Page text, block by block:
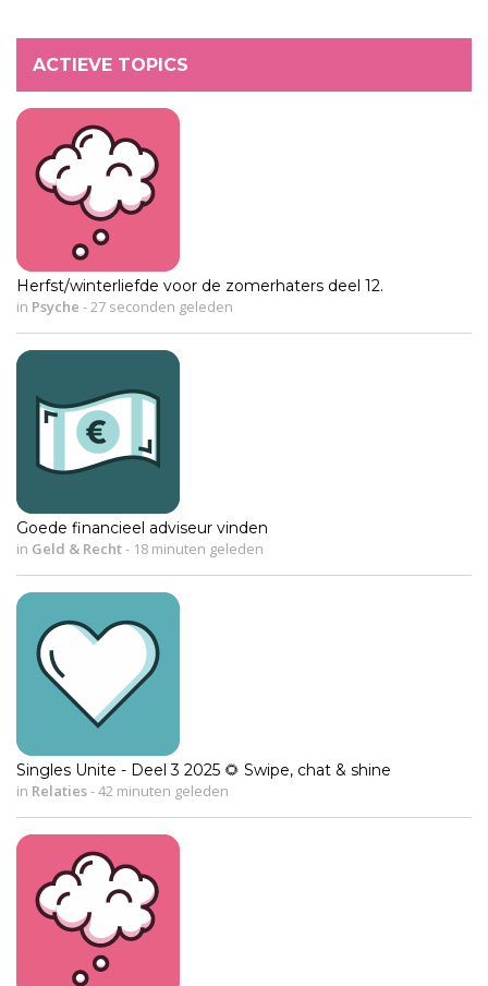
ACTIEVE TOPICS
Herfst/winterliefde voor de zomerhaters deel 12.
in Psyche - 27 seconden geleden
Goede financieel adviseur vinden
in Geld & Recht- 18 minuten geleden
Singles Unite - Deel 3 2025 🌻 Swipe, chat & shine
in Relaties-42 minuten geleden